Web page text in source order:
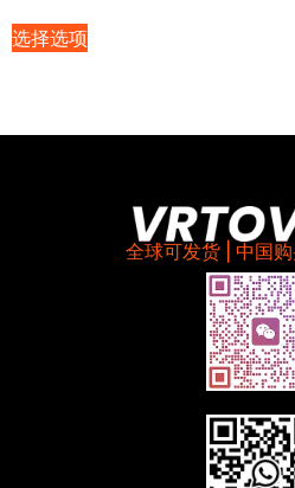
选择选项
全球可发货 | 中国